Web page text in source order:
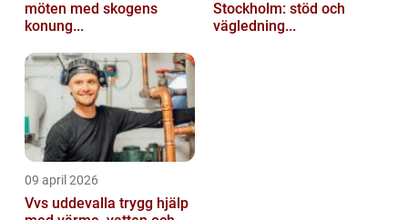
möten med skogens
konung...
Stockholm: stöd och
vägledning...
09 april 2026
Vvs uddevalla trygg hjälp